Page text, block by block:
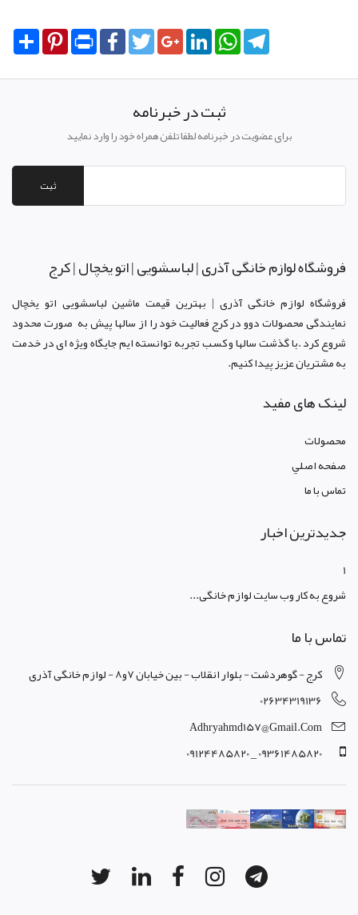
Share PinterestPrint FacebookTwitterGoogle+LinkedInWhatsApp
ثبت در خبرنامه
برای عضویت در خبرنامه لطفا تلفن همراه خود را وارد نمایید
ثبت
فروشگاه لوازم خانگی آذری | لباسشویی | اتو یخچال | کرج
فروشگاه لوازم خانگی آذری | بهترین قیمت ماشین لباسشویی اتو یخچال
نمایندگی محصولات دوو در کرجفعالیت خود را از سالها پیش به صورت محدود
شروع کرد .با گذشت سالها و کسب تجربه توانسته ایم جایگاه ویژه ای در خدمت
به مشتریان عزیز پیدا کنیم.
لینک های مفید
محصولات
صفحه اصلي
تماس با ما
جدیدترین اخبار
1
شروع به کار وب سایت لوازم خانگی...
تماس با ما
کرج - گوهردشت - بلوار انقلاب - بین خیابان 7و8 - لوازم خانگی آذری
02634319136
Adhryahmd157@gmail.com
09361485820 _ 09124485820